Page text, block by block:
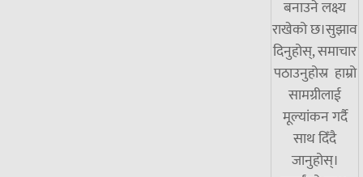
बनाउने लक्ष्य
राखेको छ।सुझाव
दिनुहोस्, समाचार
पठाउनुहोस्र हाम्रो
सामग्रीलाई
मूल्यांकन गर्दै
साथ दिँदै
जानुहोस्।